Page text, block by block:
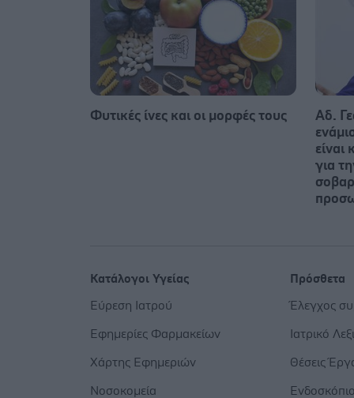
Φυτικές ίνες και οι μορφές τους
Αδ.
είναι
για
Κατάλογοι Υγείας
Εύρεση Ιατρού
Εφημερίες Φαρμακείων
Χάρτης Εφημεριών
Νοσοκομεία
Πρόσθετα
Έλεγχος
Ιατρικό
Θέσεις
Ενδοσκόπιο